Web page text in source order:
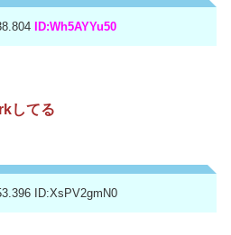
ID:Wh5AYYu50
してる
ID:XsPV2gmN0